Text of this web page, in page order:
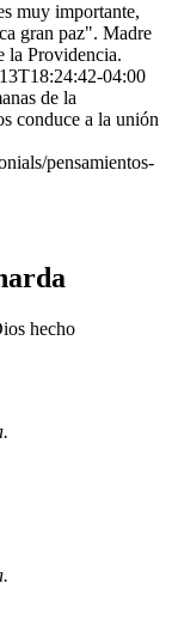
muy importante,
gran paz". Madre
la Providencia.
04:00
de la
conduce a la unión
pensamientos-
hecho